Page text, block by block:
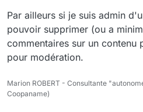
Par ailleurs si je suis admin
pouvoir supprimer (ou a
commentaires sur un contenu
pour modération.
Marion ROBERT - Consultante
Coopaname)